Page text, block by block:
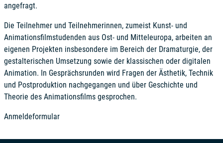
angefragt.
Die Teilnehmer und Teilnehmerinnen, zumeist Kunst- und
Animationsfilmstudenden aus Ost- und Mitteleuropa, arbeiten an
eigenen Projekten insbesondere im Bereich der Dramaturgie, der
gestalterischen Umsetzung sowie der klassischen oder digitalen
Animation. In Gesprächsrunden wird Fragen der Ästhetik, Technik
und Postproduktion nachgegangen und über Geschichte und
Theorie des Animationsfilms gesprochen.
Anmeldeformular